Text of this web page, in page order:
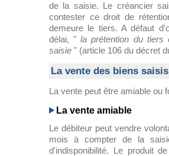
de la saisie. Le créancier
contester ce droit de
demeure le tiers. A défaut
délai, "la prétention du tiers
saisie " (article 106 du décret
La vente des biens saisis
La vente peut être amiable ou
La vente amiable
Le débiteur peut vendre
mois à compter de la
d'indisponibilité. Le produit